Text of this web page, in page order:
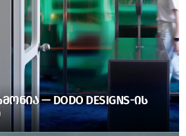
— DODO DESIGNS-ᲘᲡ